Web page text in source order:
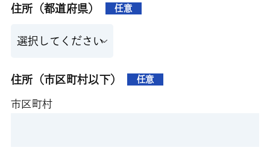
住所（都道府県） 任意
住所（市区町村以下） 任意
市区町村